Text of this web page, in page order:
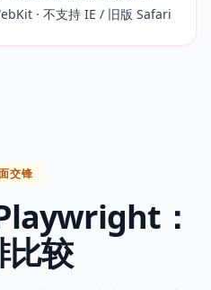
· 不支持 IE / 旧版 Safari
交锋
：
比较